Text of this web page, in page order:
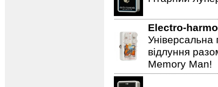
Electro-
Універсальна
відлуння
Memory Man!